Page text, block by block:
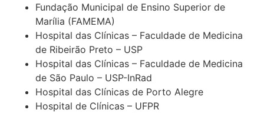
Fundação Municipal de Ensino Superior de
Marília (FAMEMA)
Hospital das Clínicas – Faculdade de Medicina
de Ribeirão Preto – USP
Hospital das Clínicas – Faculdade de Medicina
de São Paulo – USP-InRad
Hospital das Clínicas de Porto Alegre
Hospital de Clínicas – UFPR